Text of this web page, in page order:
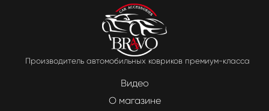
Производитель автомобильных ковриков премиум-класса
Видео
О магазине